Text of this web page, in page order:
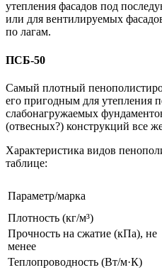
утепления фасадов под
или для вентилируемых
по лагам.
ПСБ-50
Самый плотный
его пригодным для утепления
слабонагружаемых
(отвесных?) конструкций все
Характеристика видов
таблице:
Параметр/марка
Плотность (кг/м³)
Прочность на сжатие (кПа), не
менее
Теплопроводность (Вт/м·К)